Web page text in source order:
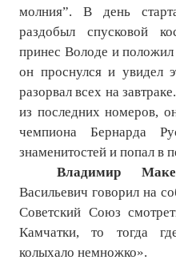
молния”. В день
раздобыл спусковой
принес Володе и
он проснулся и увидел
разорвал всех на
из последних номеров,
чемпиона Бернарда
знаменитостей и попал в
Владимир
Васильевич говорил на
Советский Союз
Камчатки, то тогда
колыхало немножко».